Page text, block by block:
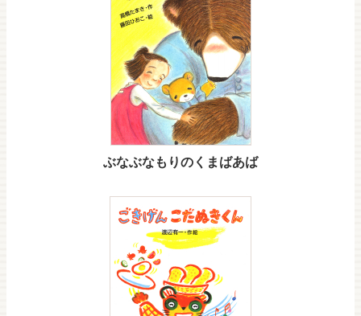
ぶなぶなもりのくまばあば